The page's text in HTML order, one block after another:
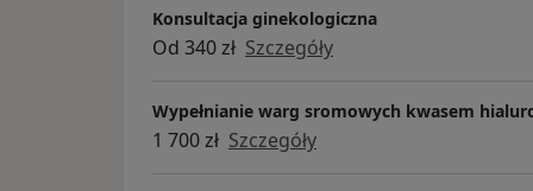
Konsultacja ginekologiczna
Od 340 zł Szczegóły
Wypełnianie warg sromowych kwasem
1 700 zł Szczegóły